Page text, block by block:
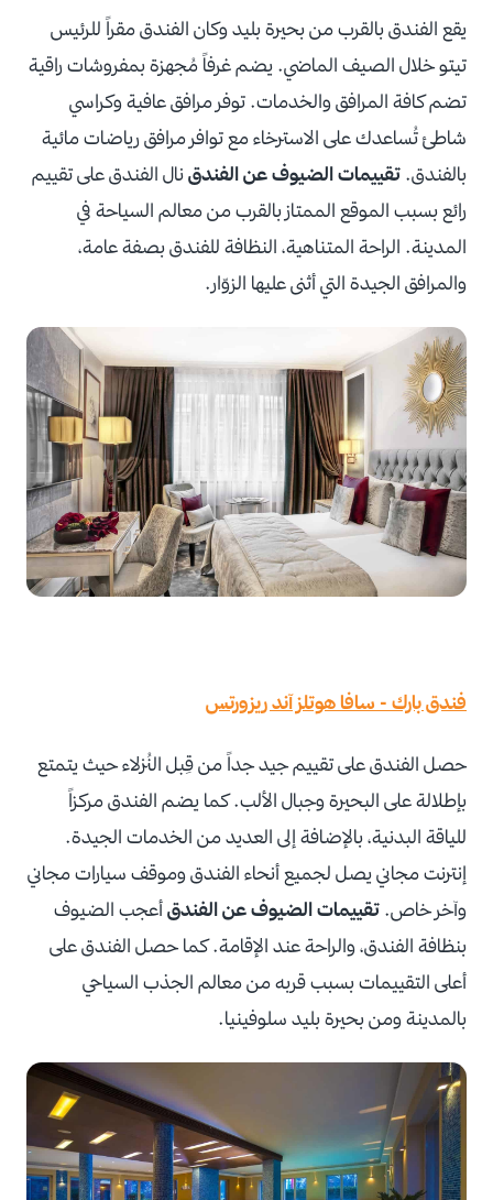
يقع الفندق بالقرب من بحيرة بليد وكان الفندق مقراً للرئيس
تيتو خلال الصيف الماضي. يضم غرفاً مُجهزة بمفروشات راقية
تضم كافة المرافق والخدمات. توفر مرافق عافية وكراسي
شاطئ تُساعدك على الاسترخاء مع توافر مرافق رياضات مائية
بالفندق. تقييمات الضيوف عن الفندقنال الفندق على تقييم
رائع بسبب الموقع الممتاز بالقرب من معالم السياحة في
المدينة. الراحة المتناهية، النظافة للفندق بصفة عامة،
والمرافق الجيدة التي أثنى عليها الزوّار.
فندق بارك - سافا هوتلز آند ريزورتس
حصل الفندق على تقييم جيد جداً من قِبل النُزلاء حيث يتمتع
بإطلالة على البحيرة وجبال الألب. كما يضم الفندق مركزاً
للياقة البدنية، بالإضافة إلى العديد من الخدمات الجيدة.
إنترنت مجاني يصل لجميع أنحاء الفندق وموقف سيارات مجاني
وآخر خاص. تقييمات الضيوف عن الفندقأعجب الضيوف
بنظافة الفندق، والراحة عند الإقامة. كما حصل الفندق على
أعلى التقييمات بسبب قربه من معالم الجذب السياحي
بالمدينة ومن بحيرة بليد سلوفينيا.